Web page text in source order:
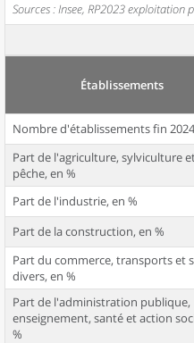
Sources : Insee, RP2023
Établissements
Nombre d'établissements fin 2024
Part de l'agriculture, sylviculture
pêche, en %
Part de l'industrie, en %
Part de la construction, en %
Part du commerce, transports et
divers, en %
Part de l'administration publique,
enseignement, santé et action
%